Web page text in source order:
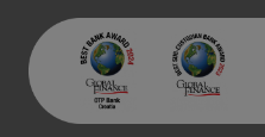
kolačići ne pohranjuju
identificirati.
Detaljnije informacije o